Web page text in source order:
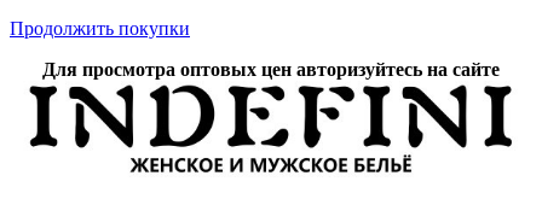
Продолжить покупки
Для просмотра оптовых цен авторизуйтесь на сайте